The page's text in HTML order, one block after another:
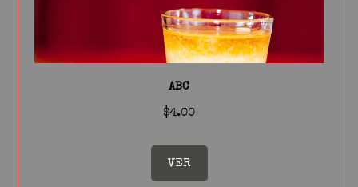
ABC
$4.00
VER